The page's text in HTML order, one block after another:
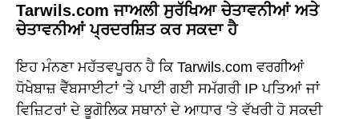
Tarwils.com ਜਾਅਲੀ ਸੁਰੱਖਿਆ ਚੇਤਾਵਨੀਆਂ ਅਤੇ
ਚੇਤਾਵਨੀਆਂ ਪ੍ਰਦਰਸ਼ਿਤ ਕਰ ਸਕਦਾ ਹੈ
ਇਹ ਮੰਨਣਾ ਮਹੱਤਵਪੂਰਨ ਹੈ ਕਿ Tarwils.com ਵਰਗੀਆਂ
ਧੋਖੇਬਾਜ਼ ਵੈੱਬਸਾਈਟਾਂ 'ਤੇ ਪਾਈ ਗਈ ਸਮੱਗਰੀ IP ਪਤਿਆਂ ਜਾਂ
ਵਿਜ਼ਿਟਰਾਂ ਦੇ ਭੂਗੋਲਿਕ ਸਥਾਨਾਂ ਦੇ ਆਧਾਰ 'ਤੇ ਵੱਖਰੀ ਹੋ ਸਕਦੀ